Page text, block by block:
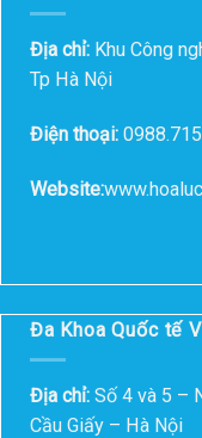
Địa chỉ: Khu Công
Tp Hà Nội
Điện thoại:
Website:
Đa Khoa Quốc tế
Địa chỉ: Số 4 và 5 –
Cầu Giấy – Hà Nội